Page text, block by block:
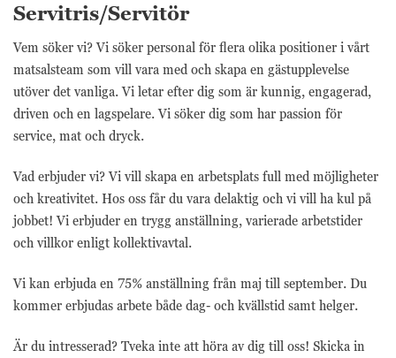
Servitris/Servitör
Vem söker vi?Vi söker personal för flera olika positioner i vårt
matsalsteam som vill vara med och skapa en gästupplevelse
utöver det vanliga. Vi letar efter dig som är kunnig, engagerad,
driven och en lagspelare. Vi söker dig som har passion för
service, mat och dryck.
Vad erbjuder vi?Vi vill skapa en arbetsplats full med möjligheter
och kreativitet. Hos oss får du vara delaktig och vi vill ha kul på
jobbet! Vi erbjuder en trygg anställning, varierade arbetstider
och villkor enligt kollektivavtal.
Vi kan erbjuda en 75% anställning från maj till september. Du
kommer erbjudas arbete både dag- och kvällstid samt helger.
Är du intresserad? Tveka inte att höra av dig till oss! Skicka in